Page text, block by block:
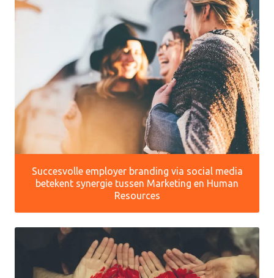
Succesvolle employer branding via social media
betekent synergie tussen Marketing en Human
Resources